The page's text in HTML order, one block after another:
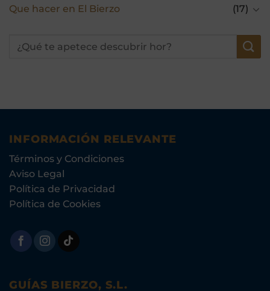
Que hacer en El Bierzo
(17)
INFORMACIÓN RELEVANTE
Términos y Condiciones
Aviso Legal
Política de Privacidad
Política de Cookies
GUÍAS BIERZO, S.L.